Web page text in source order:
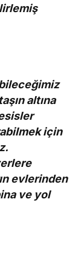
altına
için
evlerinden
ve yol